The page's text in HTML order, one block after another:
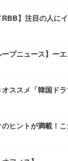
RBB】注目の人に
ープニュース】ー
ススメ「韓国ドラ
ヒントが満載！